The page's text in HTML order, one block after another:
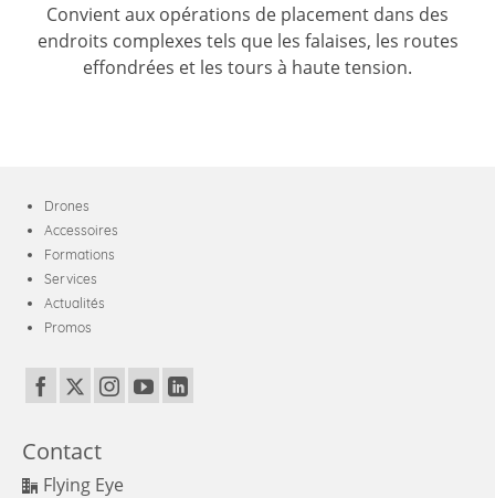
Convient aux opérations de placement dans des
endroits complexes tels que les falaises, les routes
effondrées et les tours à haute tension.
Drones
Accessoires
Formations
Services
Actualités
Promos
Contact
Flying Eye